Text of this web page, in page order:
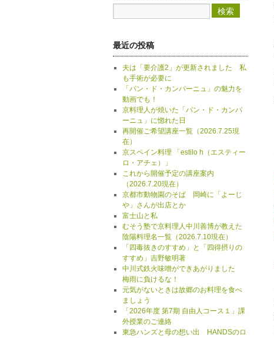
最近の投稿
夫は「要介護2」が更新されました 私
も手術が必要に
「パン・ド・カンパーニュ」の魅力を
動画でも！
京料理人が焼いた「パン・ド・カンパ
ーニュ」に惚れた日
再開催ご希望講座一覧（2026.7.25現
在）
京スペイン料理 「estilo h（エスティー
ロ・アチェ）」
これから開催予定の講座案内
（2026.7.20現在）
京都市動物園のそば 岡崎に「よーじ
や」さんが出店とか
富士山と私
むそう塾で京料理人中川善博が教えた
陰陽料理名一覧（2026.7.10現在）
「四毒抜きのすすめ」と「四得摂りの
すすめ」吉野敏明著
中川式鉄火味噌ができあがりました
梅雨に負けるな！
元気がないときは故郷のお料理を食べ
ましょう
「2026年度 第7期 自由人コース１」課
外授業のご連絡
東急ハンズと母の想い出 HANDSのロ